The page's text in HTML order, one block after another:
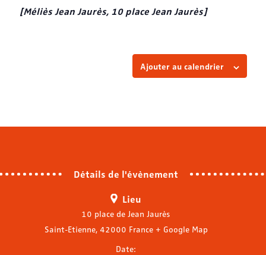
[Méliès Jean Jaurès, 10 place Jean Jaurès]
Ajouter au calendrier
Détails de l'évènement
Lieu
10 place de Jean Jaurès
Saint-Etienne, 42000 France + Google Map
Date: